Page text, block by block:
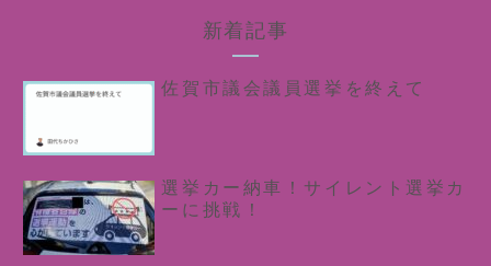
新着記事
佐賀市議会議員選挙を終えて
選挙カー納車！サイレント選挙カ
ーに挑戦！